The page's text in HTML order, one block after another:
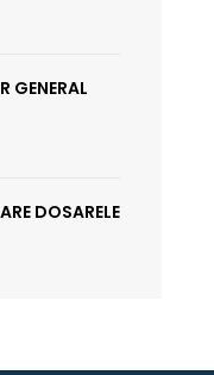
GENERAL
DOSARELE